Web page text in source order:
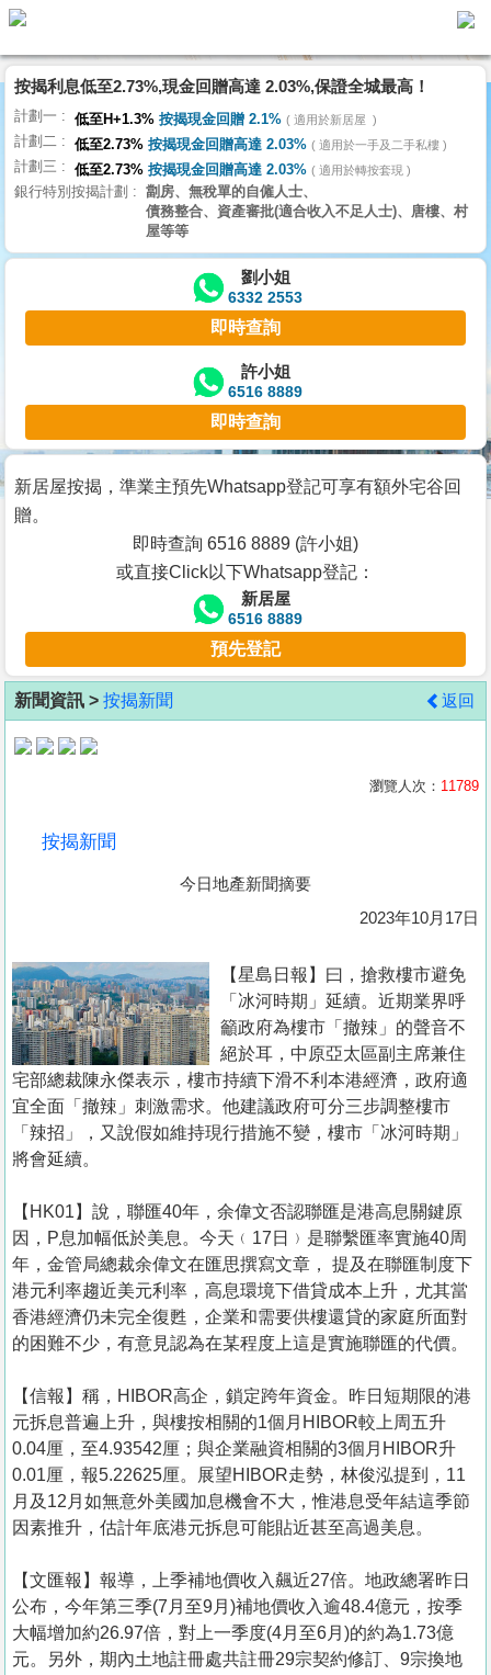
代
理
主
頁
搵
樓/
交
業
主
宅
谷
按
客
地
產
置
業
手
冊
關
於
們
按揭利息低至2.73%,現金回贈高達 2.03%,保證全城最高！
計劃一 低至H+1.3% 按揭現金回贈 2.1% 適用於新居屋
計劃二 低至2.73% 按揭現金回贈高達 2.03% 適用於一手及二手私樓
計劃三 低至2.73% 按揭現金回贈高達 2.03% 適用於轉按套現
銀行特別按揭計劃
劏房、無稅單的自僱人士、
債務整合、資產審批(適合收入不足人士)、唐樓、村
屋等等
劉小姐
6332 2553
即時查詢
許小姐
6516 8889
即時查詢
新居屋按揭，準業主預先Whatsapp登記可享有額外宅谷回
贈。
即時查詢 6516 8889 (許小姐)
或直接Click以下Whatsapp登記：
新居屋
6516 8889
預先登記
新聞資訊 > 按揭新聞 返回
瀏覽人次： 11789
按揭新聞
今日地產新聞摘要
2023年10月17日
【星島日報】曰，搶救樓市避免
「冰河時期」延續。近期業界呼
籲政府為樓市「撤辣」的聲音不
絕於耳，中原亞太區副主席兼住
宅部總裁陳永傑表示，樓市持續下滑不利本港經濟，政府適
宜全面「撤辣」刺激需求。他建議政府可分三步調整樓市
「辣招」，又說假如維持現行措施不變，樓市「冰河時期」
將會延續。
【HK01】說，聯匯40年，余偉文否認聯匯是港高息關鍵原
因，P息加幅低於美息。今天﹙17日﹚是聯繫匯率實施40周
年，金管局總裁余偉文在匯思撰寫文章， 提及在聯匯制度下
港元利率趨近美元利率，高息環境下借貸成本上升，尤其當
香港經濟仍未完全復甦，企業和需要供樓還貸的家庭所面對
的困難不少，有意見認為在某程度上這是實施聯匯的代價。
【信報】稱，HIBOR高企，鎖定跨年資金。昨日短期限的港
元拆息普遍上升，與樓按相關的1個月HIBOR較上周五升
0.04厘，至4.93542厘；與企業融資相關的3個月HIBOR升
0.01厘，報5.22625厘。展望HIBOR走勢，林俊泓提到，11
月及12月如無意外美國加息機會不大，惟港息受年結這季節
因素推升，估計年底港元拆息可能貼近甚至高過美息。
【文匯報】報導，上季補地價收入飆近27倍。地政總署昨日
公布，今年第三季(7月至9月)補地價收入逾48.4億元，按季
大幅增加約26.97倍，對上一季度(4月至6月)的約為1.73億
元。另外，期內土地註冊處共註冊29宗契約修訂、9宗換地